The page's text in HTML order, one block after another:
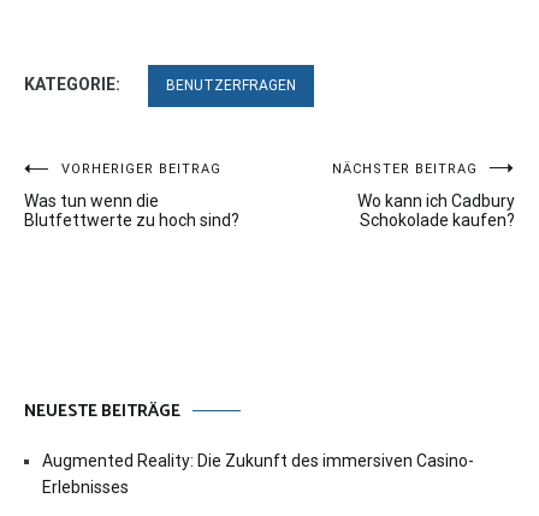
KATEGORIE: BENUTZERFRAGEN
Beitragsnavigation
VORHERIGER BEITRAG
Was tun wenn die
Blutfettwerte zu hoch sind?
NÄCHSTER BEITRAG
Wo kann ich Cadbury
Schokolade kaufen?
NEUESTE BEITRÄGE
Augmented Reality: Die Zukunft des immersiven Casino-
Erlebnisses